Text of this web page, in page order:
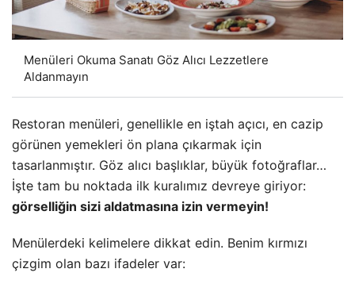
Menüleri Okuma Sanatı Göz Alıcı Lezzetlere
Aldanmayın
Restoran menüleri, genellikle en iştah açıcı, en cazip
görünen yemekleri ön plana çıkarmak için
tasarlanmıştır. Göz alıcı başlıklar, büyük fotoğraflar…
İşte tam bu noktada ilk kuralımız devreye giriyor:
görselliğin sizi aldatmasına izin vermeyin!
Menülerdeki kelimelere dikkat edin. Benim kırmızı
çizgim olan bazı ifadeler var: